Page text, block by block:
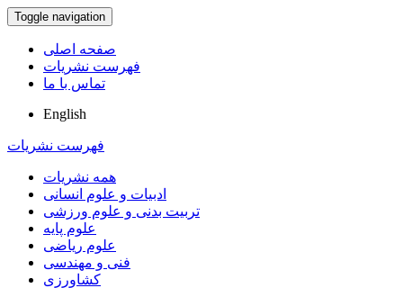
Toggle navigation
صفحه اصلی
فهرست نشریات
تماس با ما
English
فهرست نشریات
همه نشریات
ادبیات و علوم انسانی
تربیت بدنی و علوم ورزشی
علوم پایه
علوم ریاضی
فنی و مهندسی
کشاورزی